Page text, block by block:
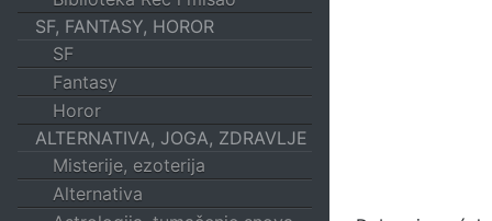
SF, FANTASY, HOROR
SF
Fantasy
Horor
ALTERNATIVA, JOGA, ZDRAVLJE
Misterije, ezoterija
Alternativa